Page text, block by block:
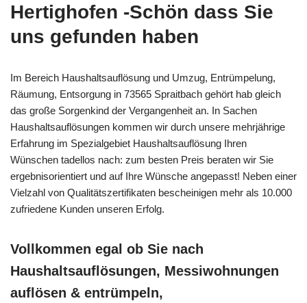
Hertighofen -Schön dass Sie
uns gefunden haben
Im Bereich Haushaltsauflösung und Umzug, Entrümpelung,
Räumung, Entsorgung in 73565 Spraitbach gehört hab gleich
das große Sorgenkind der Vergangenheit an. In Sachen
Haushaltsauflösungen kommen wir durch unsere mehrjährige
Erfahrung im Spezialgebiet Haushaltsauflösung Ihren
Wünschen tadellos nach: zum besten Preis beraten wir Sie
ergebnisorientiert und auf Ihre Wünsche angepasst! Neben einer
Vielzahl von Qualitätszertifikaten bescheinigen mehr als 10.000
zufriedene Kunden unseren Erfolg.
Vollkommen egal ob Sie nach
Haushaltsauflösungen, Messiwohnungen
auflösen & entrümpeln,